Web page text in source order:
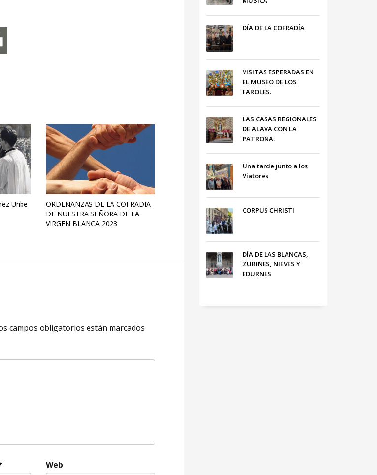
Uribe
ORDENANZAS DE LA COFRADIA
DE NUESTRA SEÑORA DE LA
VIRGEN BLANCA 2023
campos obligatorios están marcados
Web
DÍA DE LA COFRADÍA
VISITAS ESPERADAS EN
EL MUSEO DE LOS
FAROLES.
LAS CASAS REGIONALES
DE ALAVA CON LA
PATRONA.
Una tarde junto a los
Viatores
CORPUS CHRISTI
DÍA DE LAS BLANCAS,
ZURIÑES, NIEVES Y
EDURNES